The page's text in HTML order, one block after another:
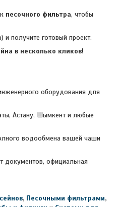
песочного фильтра, чтобы
и получите готовый проект.
в несколько кликов!
оборудования для
Астану, Шымкент и любые
водообмена вашей чаши
документов, официальная
, Песочными фильтрами,